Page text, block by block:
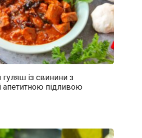
із свинини з
апетитною підливою